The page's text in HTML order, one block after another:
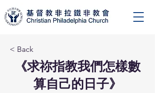
< Back
《求祢指教我們怎樣數
算自己的日子》